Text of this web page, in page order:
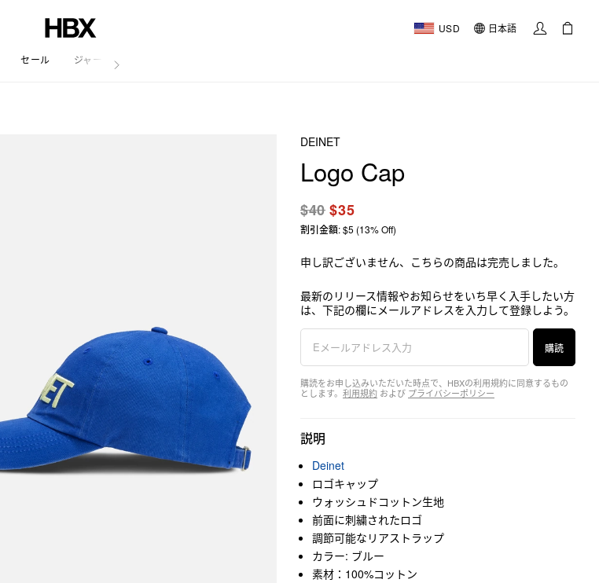
USD 日本語
セール ジャーナル
DEINET
Logo Cap
$40$35
割引金額: $5 (13% Off)
申し訳ございません、こちらの商品は完売しました。
最新のリリース情報やお知らせをいち早く入手したい方
は、下記の欄にメールアドレスを入力して登録しよう。
購読
購読をお申し込みいただいた時点で、HBXの利用規約に同意するもの
とします。 利用規約 および プライバシーポリシー
説明
Deinet
ロゴキャップ
ウォッシュドコットン生地
前面に刺繍されたロゴ
調節可能なリアストラップ
カラー: ブルー
素材：100%コットン